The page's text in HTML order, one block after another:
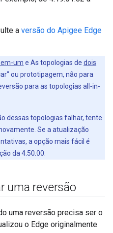
a versão do Apigee Edge
um e As topologias de dois
ou prototipagem, não para
para as topologias all-in-
dessas topologias falhar, tente
Se a atualização
a opção mais fácil é
da 4.50.00.
uma reversão
uma reversão precisa ser o
o Edge originalmente